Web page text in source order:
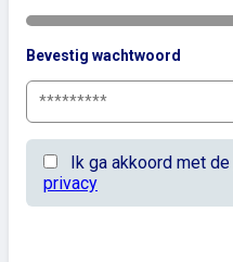
Bevestig wachtwoord
Ik ga akkoord met de
privacy